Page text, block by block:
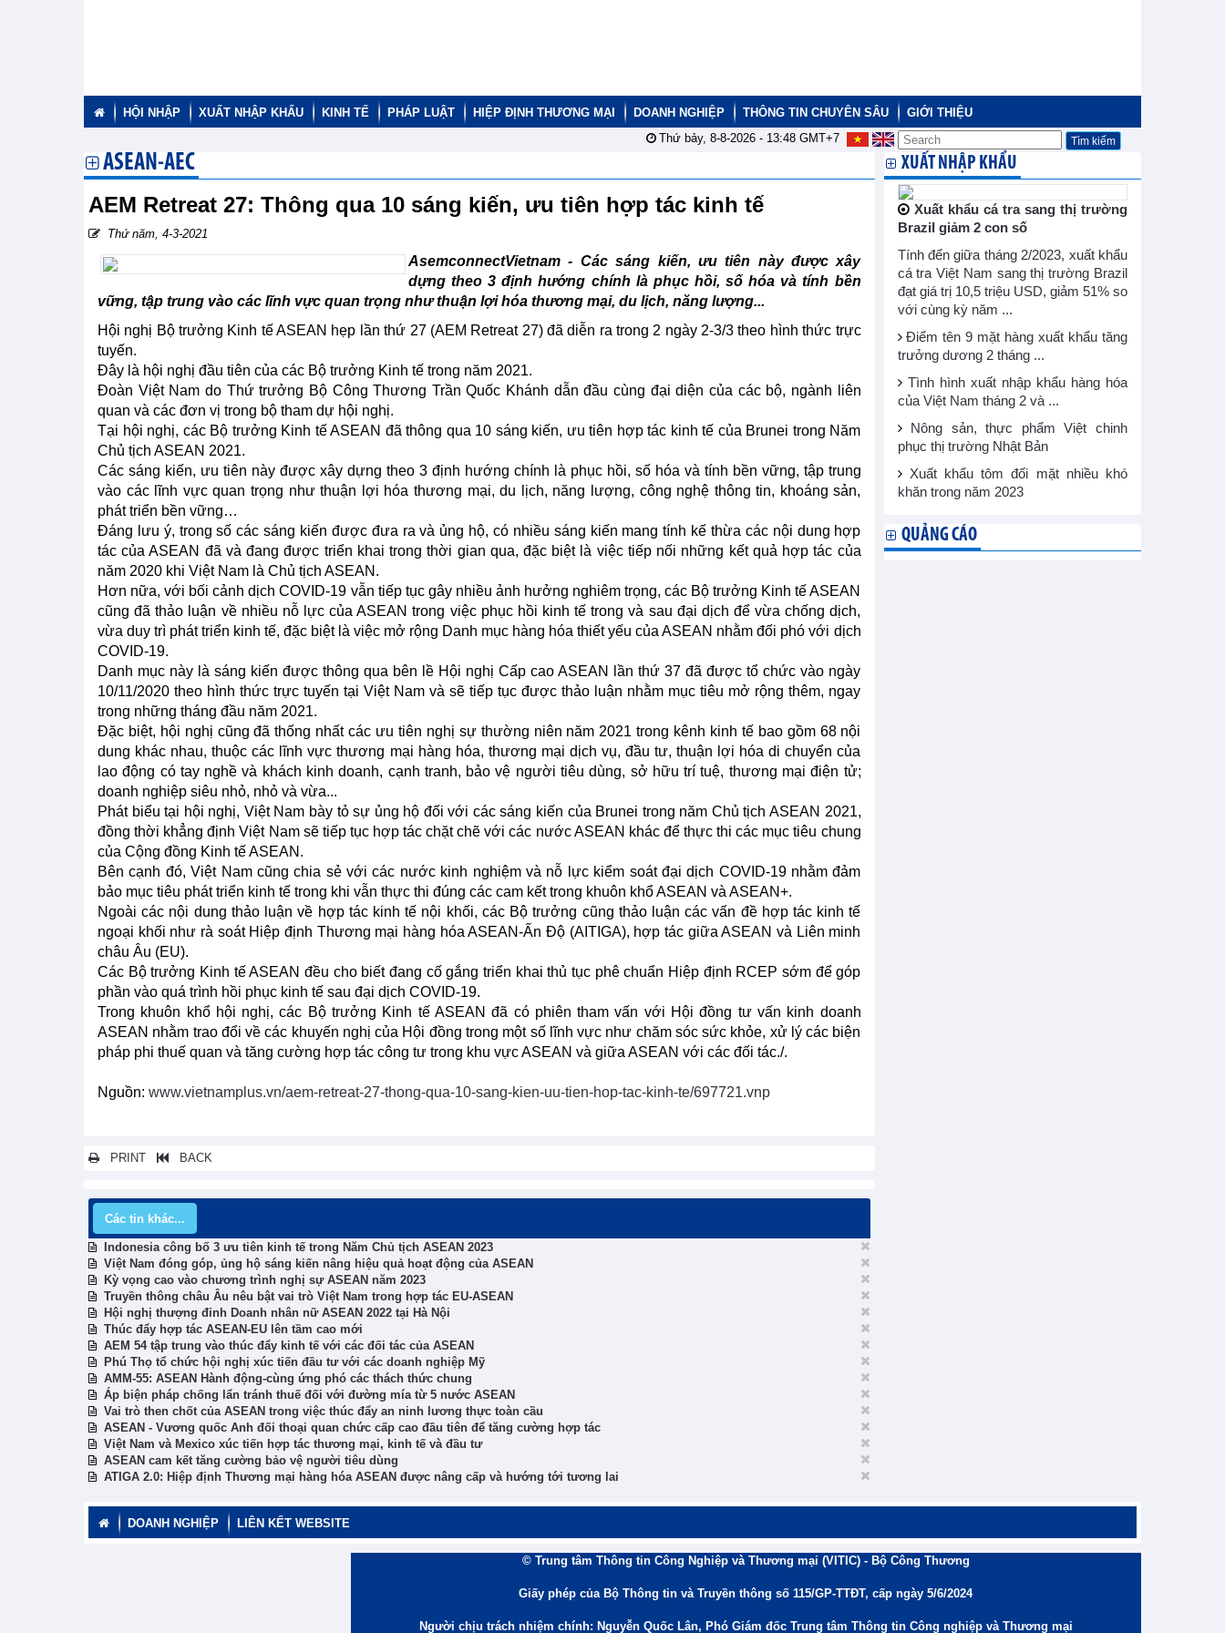
HỘI NHẬP XUẤT NHẬP KHẨU KINH TẾ PHÁP LUẬT HIỆP ĐỊNH THƯƠNG MẠI DOANH NGHIỆP THÔNG TIN CHUYÊN SÂU
GIỚI THIỆU
Thứ bảy, 8-8-2026 - 13:48GMT+7
ASEAN-AEC
AEM Retreat 27: Thông qua 10 sáng kiến, ưu tiên hợp tác kinh tế
Thứ năm, 4-3-2021
AsemconnectVietnam - Các sáng kiến, ưu tiên này được xây
dựng theo 3 định hướng chính là phục hồi, số hóa và tính bền
vững, tập trung vào các lĩnh vực quan trọng như thuận lợi hóa thương mại, du lịch, năng lượng...
Hội nghị Bộ trưởng Kinh tế ASEAN hẹp lần thứ 27 (AEM Retreat 27) đã diễn ra trong 2 ngày 2-3/3 theo hình thức trực
tuyến.
Đây là hội nghị đầu tiên của các Bộ trưởng Kinh tế trong năm 2021.
Đoàn Việt Nam do Thứ trưởng Bộ Công Thương Trần Quốc Khánh dẫn đầu cùng đại diện của các bộ, ngành liên
quan và các đơn vị trong bộ tham dự hội nghị.
Tại hội nghị, các Bộ trưởng Kinh tế ASEAN đã thông qua 10 sáng kiến, ưu tiên hợp tác kinh tế của Brunei trong Năm
Chủ tịch ASEAN 2021.
Các sáng kiến, ưu tiên này được xây dựng theo 3 định hướng chính là phục hồi, số hóa và tính bền vững, tập trung
vào các lĩnh vực quan trọng như thuận lợi hóa thương mại, du lịch, năng lượng, công nghệ thông tin, khoáng sản,
phát triển bền vững…
Đáng lưu ý, trong số các sáng kiến được đưa ra và ủng hộ, có nhiều sáng kiến mang tính kế thừa các nội dung hợp
tác của ASEAN đã và đang được triển khai trong thời gian qua, đặc biệt là việc tiếp nối những kết quả hợp tác của
năm 2020 khi Việt Nam là Chủ tịch ASEAN.
Hơn nữa, với bối cảnh dịch COVID-19 vẫn tiếp tục gây nhiều ảnh hưởng nghiêm trọng, các Bộ trưởng Kinh tế ASEAN
cũng đã thảo luận về nhiều nỗ lực của ASEAN trong việc phục hồi kinh tế trong và sau đại dịch để vừa chống dịch,
vừa duy trì phát triển kinh tế, đặc biệt là việc mở rộng Danh mục hàng hóa thiết yếu của ASEAN nhằm đối phó với dịch
COVID-19.
Danh mục này là sáng kiến được thông qua bên lề Hội nghị Cấp cao ASEAN lần thứ 37 đã được tổ chức vào ngày
10/11/2020 theo hình thức trực tuyến tại Việt Nam và sẽ tiếp tục được thảo luận nhằm mục tiêu mở rộng thêm, ngay
trong những tháng đầu năm 2021.
Đặc biệt, hội nghị cũng đã thống nhất các ưu tiên nghị sự thường niên năm 2021 trong kênh kinh tế bao gồm 68 nội
dung khác nhau, thuộc các lĩnh vực thương mại hàng hóa, thương mại dịch vụ, đầu tư, thuận lợi hóa di chuyển của
lao động có tay nghề và khách kinh doanh, cạnh tranh, bảo vệ người tiêu dùng, sở hữu trí tuệ, thương mại điện tử;
doanh nghiệp siêu nhỏ, nhỏ và vừa...
Phát biểu tại hội nghị, Việt Nam bày tỏ sự ủng hộ đối với các sáng kiến của Brunei trong năm Chủ tịch ASEAN 2021,
đồng thời khẳng định Việt Nam sẽ tiếp tục hợp tác chặt chẽ với các nước ASEAN khác để thực thi các mục tiêu chung
của Cộng đồng Kinh tế ASEAN.
Bên cạnh đó, Việt Nam cũng chia sẻ với các nước kinh nghiệm và nỗ lực kiểm soát đại dịch COVID-19 nhằm đảm
bảo mục tiêu phát triển kinh tế trong khi vẫn thực thi đúng các cam kết trong khuôn khổ ASEAN và ASEAN+.
Ngoài các nội dung thảo luận về hợp tác kinh tế nội khối, các Bộ trưởng cũng thảo luận các vấn đề hợp tác kinh tế
ngoại khối như rà soát Hiệp định Thương mại hàng hóa ASEAN-Ấn Độ (AITIGA), hợp tác giữa ASEAN và Liên minh
châu Âu (EU).
Các Bộ trưởng Kinh tế ASEAN đều cho biết đang cố gắng triển khai thủ tục phê chuẩn Hiệp định RCEP sớm để góp
phần vào quá trình hồi phục kinh tế sau đại dịch COVID-19.
Trong khuôn khổ hội nghị, các Bộ trưởng Kinh tế ASEAN đã có phiên tham vấn với Hội đồng tư vấn kinh doanh
ASEAN nhằm trao đổi về các khuyến nghị của Hội đồng trong một số lĩnh vực như chăm sóc sức khỏe, xử lý các biện
pháp phi thuế quan và tăng cường hợp tác công tư trong khu vực ASEAN và giữa ASEAN với các đối tác./.
Nguồn: www.vietnamplus.vn/aem-retreat-27-thong-qua-10-sang-kien-uu-tien-hop-tac-kinh-te/697721.vnp
PRINT BACK
Các tin khác...
Indonesia công bố 3 ưu tiên kinh tế trong Năm Chủ tịch ASEAN 2023
Việt Nam đóng góp, ủng hộ sáng kiến nâng hiệu quả hoạt động của ASEAN
Kỳ vọng cao vào chương trình nghị sự ASEAN năm 2023
Truyền thông châu Âu nêu bật vai trò Việt Nam trong hợp tác EU-ASEAN
Hội nghị thượng đỉnh Doanh nhân nữ ASEAN 2022 tại Hà Nội
Thúc đẩy hợp tác ASEAN-EU lên tầm cao mới
AEM 54 tập trung vào thúc đẩy kinh tế với các đối tác của ASEAN
Phú Thọ tổ chức hội nghị xúc tiến đầu tư với các doanh nghiệp Mỹ
AMM-55: ASEAN Hành động-cùng ứng phó các thách thức chung
Áp biện pháp chống lẩn tránh thuế đối với đường mía từ 5 nước ASEAN
Vai trò then chốt của ASEAN trong việc thúc đẩy an ninh lương thực toàn cầu
ASEAN - Vương quốc Anh đối thoại quan chức cấp cao đầu tiên để tăng cường hợp tác
Việt Nam và Mexico xúc tiến hợp tác thương mại, kinh tế và đầu tư
ASEAN cam kết tăng cường bảo vệ người tiêu dùng
ATIGA 2.0: Hiệp định Thương mại hàng hóa ASEAN được nâng cấp và hướng tới tương lai
XUẤT NHẬP KHẨU
Xuất khẩu cá tra sang thị trường
Brazil giảm 2 con số
Tính đến giữa tháng 2/2023, xuất khẩu
cá tra Việt Nam sang thị trường Brazil
đạt giá trị 10,5 triệu USD, giảm 51% so
với cùng kỳ năm ...
Điểm tên 9 mặt hàng xuất khẩu tăng
trưởng dương 2 tháng ...
Tình hình xuất nhập khẩu hàng hóa
của Việt Nam tháng 2 và ...
Nông sản, thực phẩm Việt chinh
phục thị trường Nhật Bản
Xuất khẩu tôm đối mặt nhiều khó
khăn trong năm 2023
QUẢNG CÁO
DOANH NGHIỆP LIÊN KẾT WEBSITE
© Trung tâm Thông tin Công Nghiệp và Thương mại (VITIC) - Bộ Công Thương
Giấy phép của Bộ Thông tin và Truyền thông số 115/GP-TTĐT, cấp ngày 5/6/2024
Người chịu trách nhiệm chính: Nguyễn Quốc Lân, Phó Giám đốc Trung tâm Thông tin Công nghiệp và Thương mại